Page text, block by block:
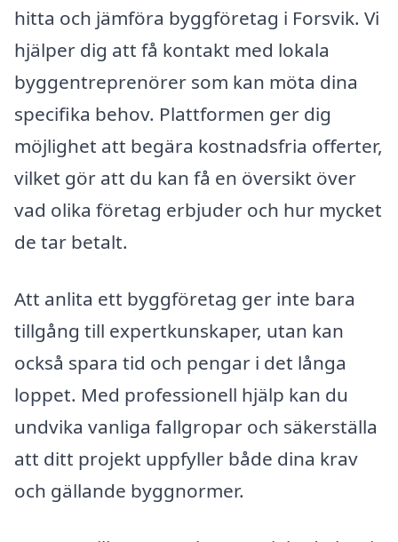
hitta och jämföra byggföretag i Forsvik. Vi
hjälper dig att få kontakt med lokala
byggentreprenörer som kan möta dina
specifika behov. Plattformen ger dig
möjlighet att begära kostnadsfria offerter,
vilket gör att du kan få en översikt över
vad olika företag erbjuder och hur mycket
de tar betalt.
Att anlita ett byggföretag ger inte bara
tillgång till expertkunskaper, utan kan
också spara tid och pengar i det långa
loppet. Med professionell hjälp kan du
undvika vanliga fallgropar och säkerställa
att ditt projekt uppfyller både dina krav
och gällande byggnormer.